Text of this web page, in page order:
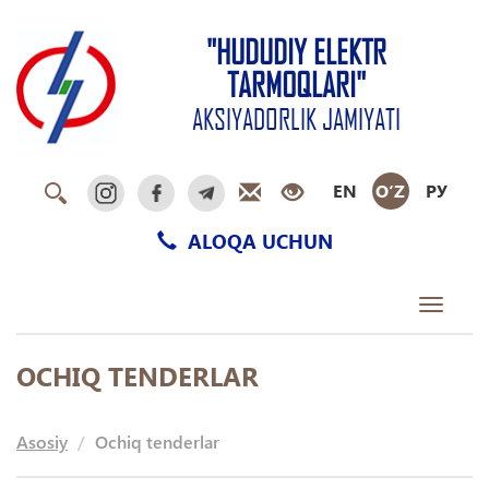
"HUDUDIY ELEKTR
TARMOQLARI"
AKSIYADORLIK JAMIYATI
EN O‘Z РУ
ALOQA UCHUN
Toggle
OCHIQ TENDERLAR
Asosiy Ochiq tenderlar